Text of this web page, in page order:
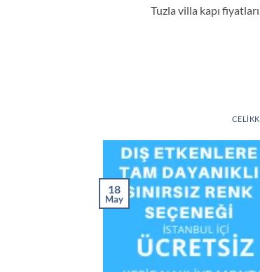
Tuzla villa kapı
18
May